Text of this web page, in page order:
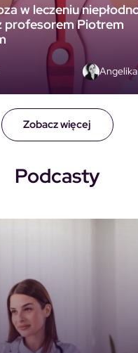
Zobacz więcej
w leczeniu
profesorem Piotrem
Podcasty